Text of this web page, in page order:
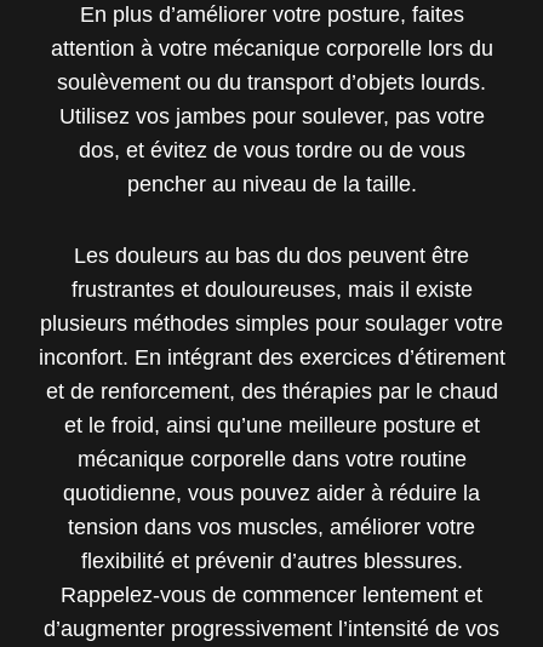
En plus d’améliorer votre posture, faites
attention à votre mécanique corporelle lors du
soulèvement ou du transport d’objets lourds.
Utilisez vos jambes pour soulever, pas votre
dos, et évitez de vous tordre ou de vous
pencher au niveau de la taille.
Les douleurs au bas du dos peuvent être
frustrantes et douloureuses, mais il existe
plusieurs méthodes simples pour soulager votre
inconfort. En intégrant des exercices d’étirement
et de renforcement, des thérapies par le chaud
et le froid, ainsi qu’une meilleure posture et
mécanique corporelle dans votre routine
quotidienne, vous pouvez aider à réduire la
tension dans vos muscles, améliorer votre
flexibilité et prévenir d’autres blessures.
Rappelez-vous de commencer lentement et
d’augmenter progressivement l’intensité de vos